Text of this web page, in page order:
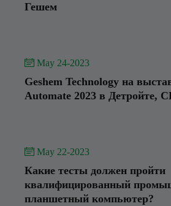
Гешем
 May 24-2023
Geshem Technology на
Automate 2023 в Детройте,
 May 22-2023
Какие тесты должен пройти
квалифицированный
планшетный компьютер?